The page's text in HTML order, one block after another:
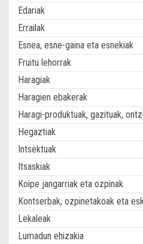
Edariak
Errailak
Esnea, esne-gaina eta esnekiak
Fruitu lehorrak
Haragiak
Haragien ebakerak
Haragi-produktuak, gazituak,
Hegaztiak
Intsektuak
Itsaskiak
Koipe jangarriak eta ozpinak
Kontserbak, ozpinetakoak eta
Lekaleak
Lumadun ehizakia